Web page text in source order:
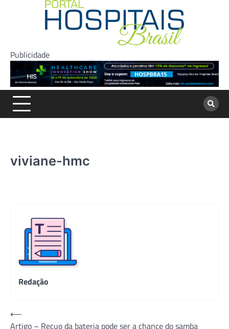
Publicidade
viviane-hmc
Redação
Navegação
⟵
Artigo – Recuo da bateria pode ser a chance do samba